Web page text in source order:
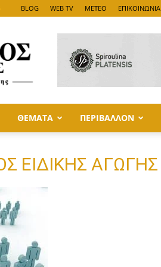
BLOG WEB TV METEO ΕΠΙΚΟΙΝΩΝΙΑ
ΘΕΜΑΤΑ ΠΕΡΙΒΑΛΛΟΝ
ΕΙΔΙΚΗΣ ΑΓΩΓΗΣ